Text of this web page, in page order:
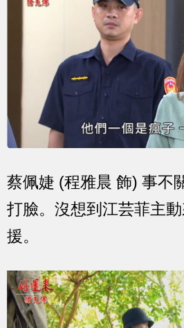
蔡佩婕 (程雅晨 飾) 事不
打臉。沒想到江芸菲主
援。